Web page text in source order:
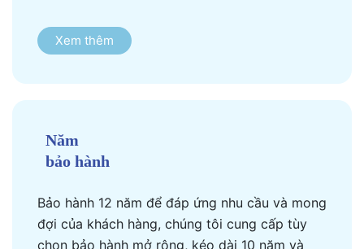
Xem thêm
Năm
bảo hành
Bảo hành 12 năm để đáp ứng nhu cầu và mong
đợi của khách hàng, chúng tôi cung cấp tùy
chọn bảo hành mở rộng, kéo dài 10 năm và